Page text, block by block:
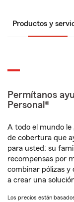
Productos y
Permítanos
Personal®
A todo el mundo le
de cobertura que
para usted: su
recompensas por
combinar pólizas y
a crear una
Los precios están